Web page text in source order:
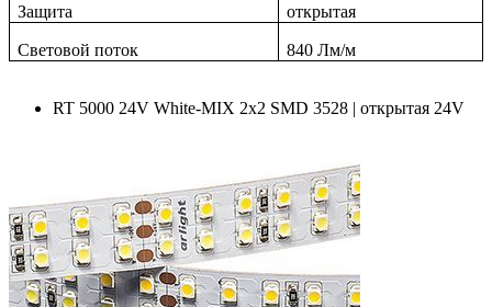
Защита открытая
Световой поток 840 Лм/м
RT 5000 24V White-MIX 2x2 SMD 3528 | открытая 24V